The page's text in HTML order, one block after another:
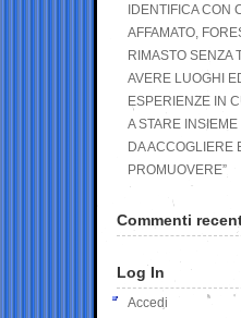
IDENTIFICA CON
AFFAMATO,
RIMASTO SENZA
AVERE LUOGHI
ESPERIENZE IN
A STARE
DA ACCOGLIERE
PROMUOVERE”
Commenti
Log In
Accedi